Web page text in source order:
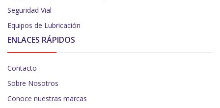
Seguridad Vial
Equipos de Lubricación
ENLACES RÁPIDOS
Contacto
Sobre Nosotros
Conoce nuestras marcas